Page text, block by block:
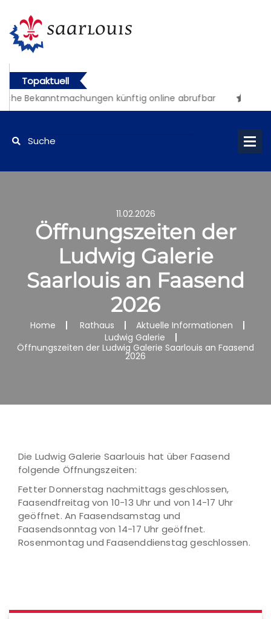
Topaktuell
Bekanntmachungen künftig online abrufbar
11.02.2026
Öffnungszeiten der
Ludwig Galerie
Saarlouis an Faasend
2026
Home Rathaus
Aktuelle Informationen
Ludwig Galerie
Öffnungszeiten der Ludwig Galerie Saarlouis an Faasend
2026
Die Ludwig Galerie Saarlouis hat über Faasend
folgende Öffnungszeiten:
Fetter Donnerstag nachmittags geschlossen,
Faasendfreitag von 10-13 Uhr und von 14-17 Uhr
geöffnet. An Faasendsamstag und
Faasendsonntag von 14-17 Uhr geöffnet.
Rosenmontag und Faasenddienstag geschlossen.